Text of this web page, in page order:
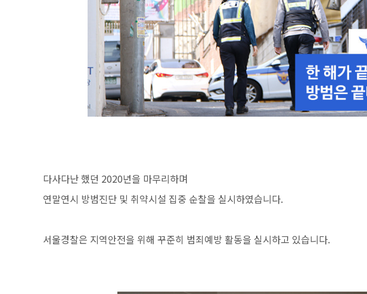
다사다난 했던 2020년을 마무리하며
연말연시 방범진단 및 취약시설 집중 순찰을 실시하였습니다.
서울경찰은 지역안전을 위해 꾸준히 범죄예방 활동을 실시하고 있습니다.